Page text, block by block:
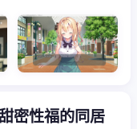
密性福的同居